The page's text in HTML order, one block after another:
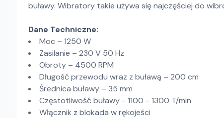
buławy. Wibratory takie używa się najczęściej do
Dane Techniczne:
Moc – 1250 W
Zasilanie – 230 V 50 Hz
Obroty – 4500 RPM
Długość przewodu wraz z buławą – 200 cm
Średnica buławy – 35 mm
Częstotliwość buławy - 1100 - 1300 T/min
Włącznik z blokada w rękojeści